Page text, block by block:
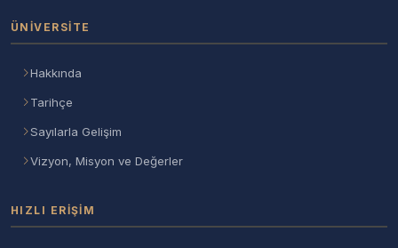
ÜNIVERSITE
Hakkında
Tarihçe
Sayılarla Gelişim
Vizyon, Misyon ve Değerler
HIZLI ERIŞIM